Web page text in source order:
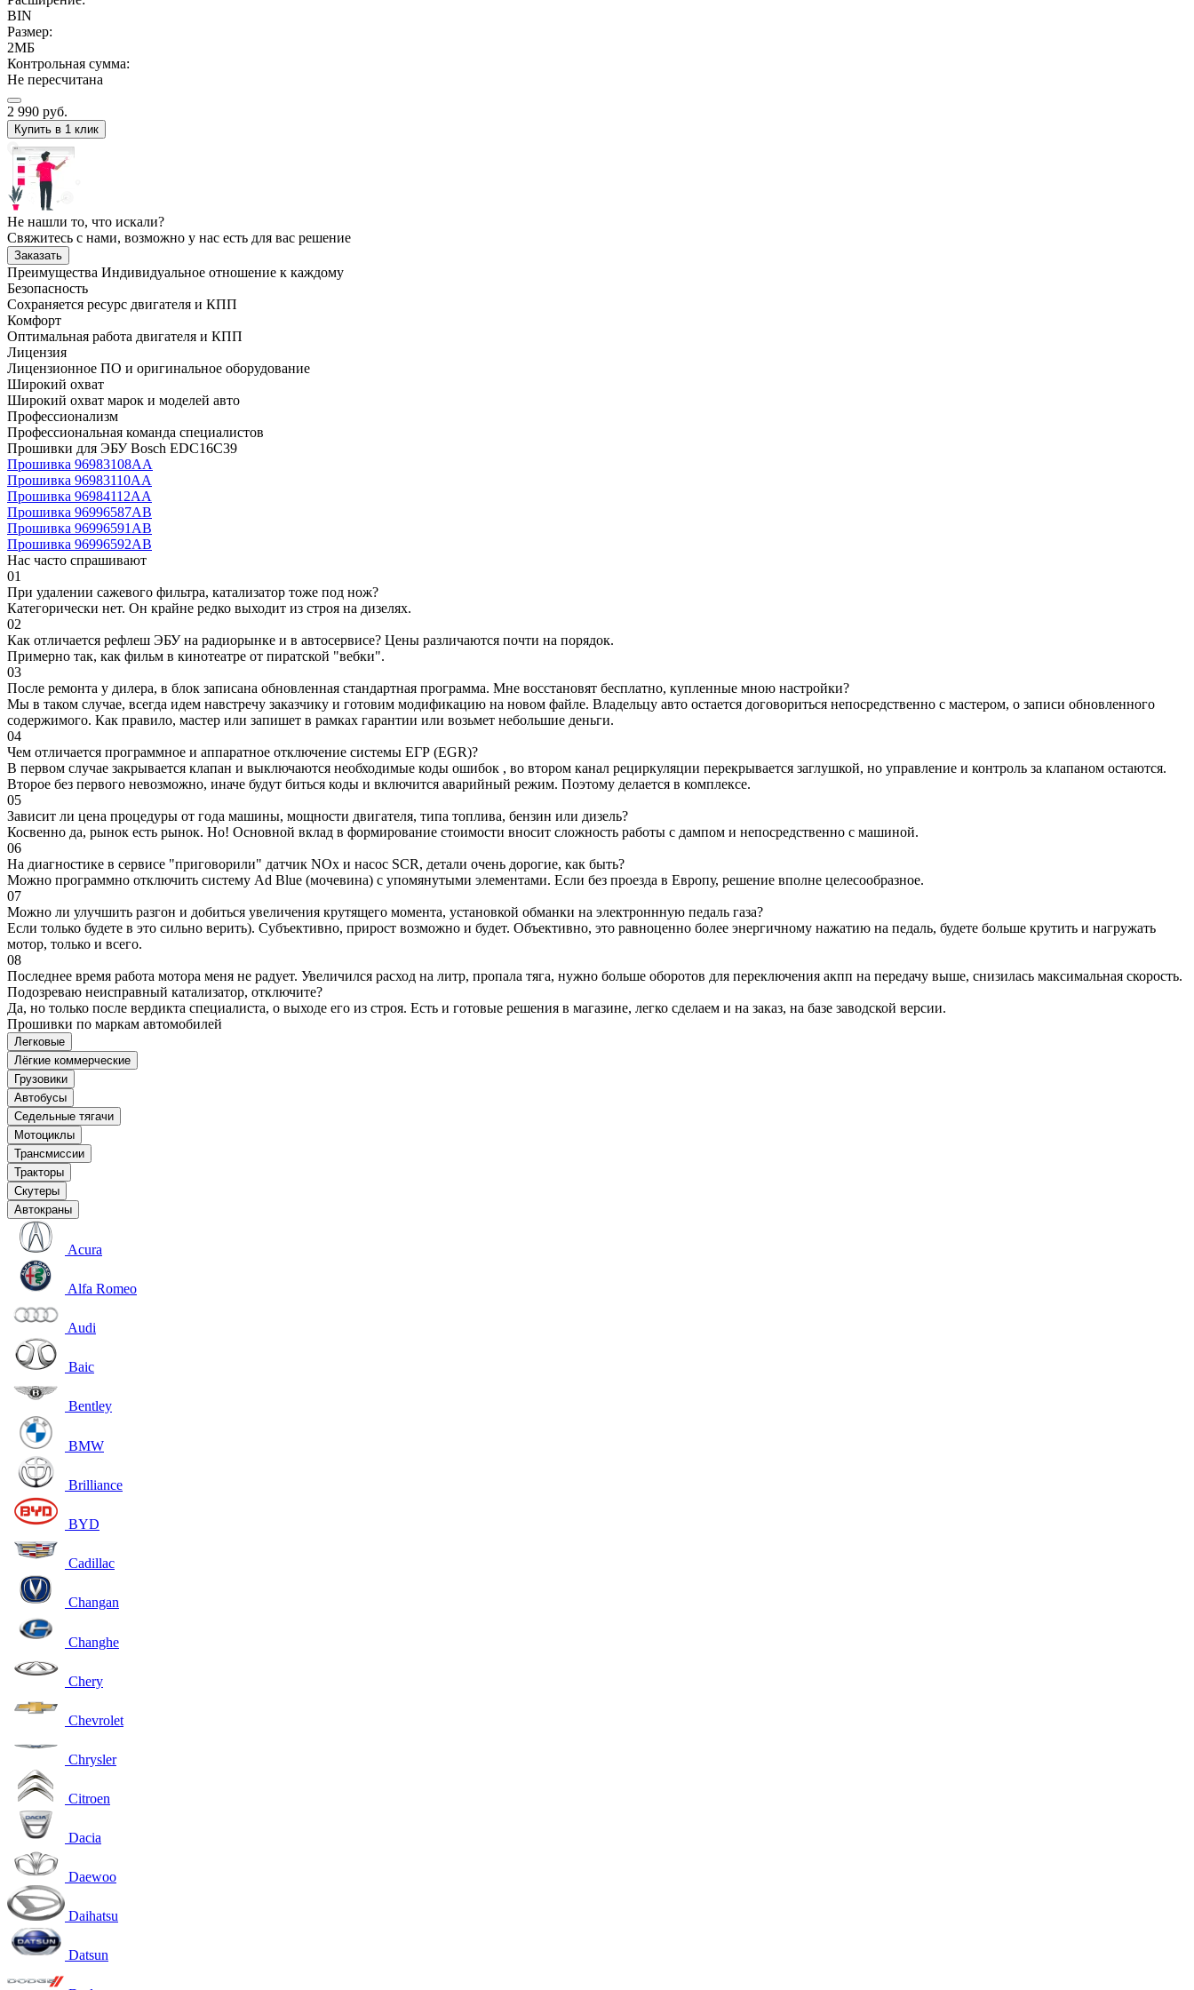
BIN
Размер:
2МБ
Контрольная сумма:
Не пересчитана
2 990 руб.
Купить в 1 клик
Не нашли то, что искали?
Свяжитесь с нами, возможно у нас есть для вас решение
Заказать
Преимущества Индивидуальное отношение к каждому
Безопасность
Сохраняется ресурс двигателя и КПП
Комфорт
Оптимальная работа двигателя и КПП
Лицензия
Лицензионное ПО и оригинальное оборудование
Широкий охват
Широкий охват марок и моделей авто
Профессионализм
Профессиональная команда специалистов
Прошивки для ЭБУ Bosch EDC16C39
Прошивка 96983108AA
Прошивка 96983110AA
Прошивка 96984112AA
Прошивка 96996587AB
Прошивка 96996591AB
Прошивка 96996592AB
Нас часто спрашивают
01
При удалении сажевого фильтра, катализатор тоже под нож?
Категорически нет. Он крайне редко выходит из строя на дизелях.
02
Как отличается рефлеш ЭБУ на радиорынке и в автосервисе? Цены различаются почти на порядок.
Примерно так, как фильм в кинотеатре от пиратской "вебки".
03
После ремонта у дилера, в блок записана обновленная стандартная программа. Мне восстановят бесплатно, купленные мною настройки?
Мы в таком случае, всегда идем навстречу заказчику и готовим модификацию на новом файле. Владельцу авто остается договориться непосредственно с мастером, о записи обновленного
содержимого. Как правило, мастер или запишет в рамках гарантии или возьмет небольшие деньги.
04
Чем отличается программное и аппаратное отключение системы ЕГР (EGR)?
В первом случае закрывается клапан и выключаются необходимые коды ошибок , во втором канал рециркуляции перекрывается заглушкой, но управление и контроль за клапаном остаются.
Второе без первого невозможно, иначе будут биться коды и включится аварийный режим. Поэтому делается в комплексе.
05
Зависит ли цена процедуры от года машины, мощности двигателя, типа топлива, бензин или дизель?
Косвенно да, рынок есть рынок. Но! Основной вклад в формирование стоимости вносит сложность работы с дампом и непосредственно с машиной.
06
На диагностике в сервисе "приговорили" датчик NOx и насос SCR, детали очень дорогие, как быть?
Можно программно отключить систему Ad Blue (мочевина) с упомянутыми элементами. Если без проезда в Европу, решение вполне целесообразное.
07
Можно ли улучшить разгон и добиться увеличения крутящего момента, установкой обманки на электроннную педаль газа?
Если только будете в это сильно верить). Субъективно, прирост возможно и будет. Объективно, это равноценно более энергичному нажатию на педаль, будете больше крутить и нагружать
мотор, только и всего.
08
Последнее время работа мотора меня не радует. Увеличился расход на литр, пропала тяга, нужно больше оборотов для переключения акпп на передачу выше, снизилась максимальная скорость.
Подозреваю неисправный катализатор, отключите?
Да, но только после вердикта специалиста, о выходе его из строя. Есть и готовые решения в магазине, легко сделаем и на заказ, на базе заводской версии.
Прошивки по маркам автомобилей
Легковые
Лёгкие коммерческие
Грузовики
Автобусы
Седельные тягачи
Мотоциклы
Трансмиссии
Тракторы
Скутеры
Автокраны
Acura
Alfa Romeo
Audi
Baic
Bentley
BMW
Brilliance
BYD
Cadillac
Changan
Changhe
Chery
Chevrolet
Chrysler
Citroen
Dacia
Daewoo
Daihatsu
Datsun